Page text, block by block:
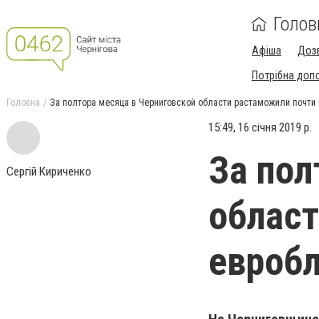
Афіша
Потрібна
Головна За полтора месяца в Черниговской области растаможили почти
Сергій Кириченко
15:49, 16 січня 2019 р.
За